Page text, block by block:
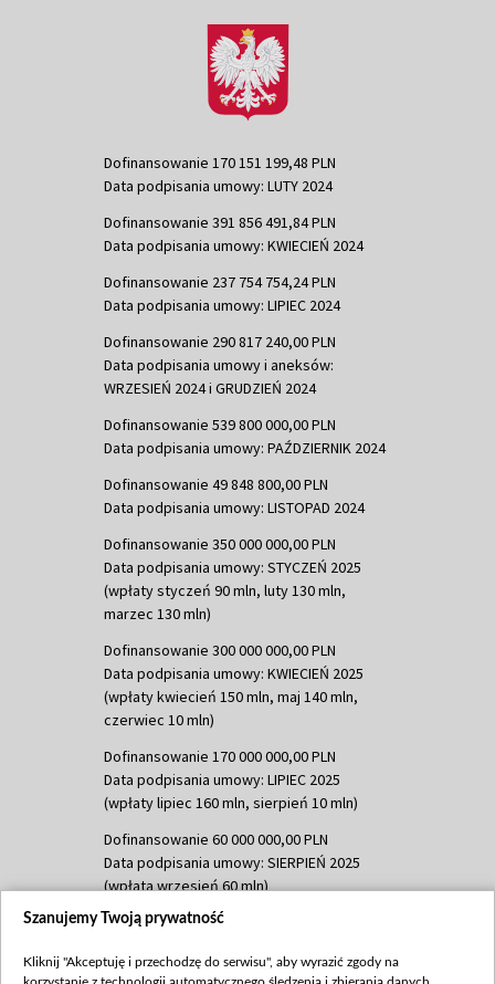
Dofinansowanie 170 151 199,48 PLN
Data podpisania umowy: LUTY 2024
Dofinansowanie 391 856 491,84 PLN
Data podpisania umowy: KWIECIEŃ 2024
Dofinansowanie 237 754 754,24 PLN
Data podpisania umowy: LIPIEC 2024
Dofinansowanie 290 817 240,00 PLN
Data podpisania umowy i aneksów:
WRZESIEŃ 2024 i GRUDZIEŃ 2024
Dofinansowanie 539 800 000,00 PLN
Data podpisania umowy: PAŹDZIERNIK 2024
Dofinansowanie 49 848 800,00 PLN
Data podpisania umowy: LISTOPAD 2024
Dofinansowanie 350 000 000,00 PLN
Data podpisania umowy: STYCZEŃ 2025
(wpłaty styczeń 90 mln, luty 130 mln,
marzec 130 mln)
Dofinansowanie 300 000 000,00 PLN
Data podpisania umowy: KWIECIEŃ 2025
(wpłaty kwiecień 150 mln, maj 140 mln,
czerwiec 10 mln)
Dofinansowanie 170 000 000,00 PLN
Data podpisania umowy: LIPIEC 2025
(wpłaty lipiec 160 mln, sierpień 10 mln)
Dofinansowanie 60 000 000,00 PLN
Data podpisania umowy: SIERPIEŃ 2025
(wpłata wrzesień 60 mln)
Dofinansowanie 635 783 051,21 PLN
(wpłata wrzesień 100 mln, październik 350
Szanujemy Twoją prywatność
Kliknij "Akceptuję i przechodzę do serwisu", aby wyrazić zgody na